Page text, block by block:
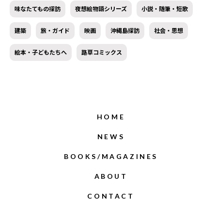
味なたてもの探訪 夜想絵物語シリーズ 小説・随筆・短歌
建築 旅・ガイド 映画 沖縄島探訪 社会・思想
絵本・子どもたちへ 路草コミックス
HOME
NEWS
BOOKS/MAGAZINES
ABOUT
CONTACT